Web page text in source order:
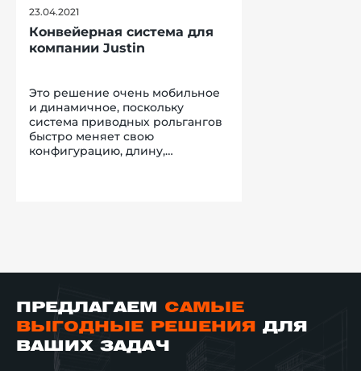
23.04.2021
Конвейерная система для
компании Justin
Это решение очень мобильное
и динамичное, поскольку
система приводных рольгангов
быстро меняет свою
конфигурацию, длину,
зависимости от маркировки на
товарном коробе, сортируется
по направлениям. В итоге,
клиент смог наладить процесс
ПРЕДЛАГАЕМ САМЫЕ
ВЫГОДНЫЕ РЕШЕНИЯ
ДЛЯ
ВАШИХ ЗАДАЧ